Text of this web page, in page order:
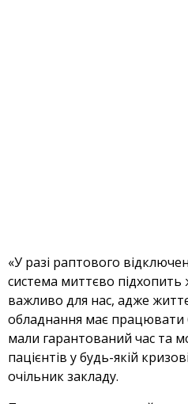
«У разі раптового
система миттєво
важливо для нас, адже
обладнання має працювати
мали гарантований час та
пацієнтів у будь-якій
очільник закладу.